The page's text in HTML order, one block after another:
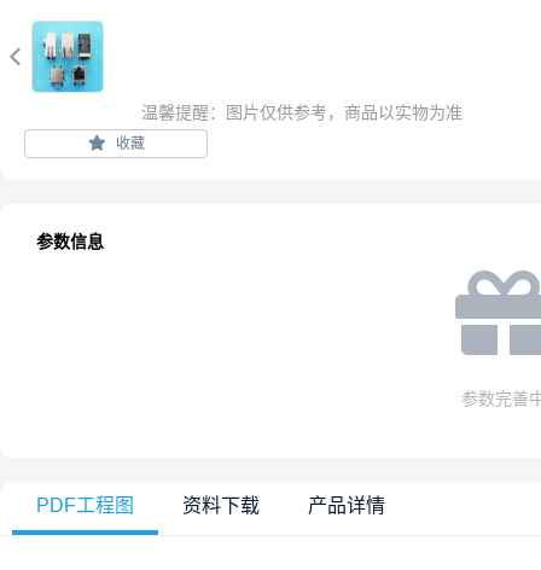

温馨提醒：图片仅供参考，商品以实物为准
收藏
参数信息
参数完善
PDF工程图 资料下载 产品详情